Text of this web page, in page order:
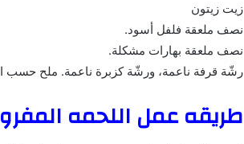
زيت زيتون
نصف ملعقة فلفل أسود.
نصف ملعقة بهارات مشكلة.
رشّة قرفة ناعمة، ورشّة كزبرة ناعمة. ملح حسب
طريقه عمل اللحمه